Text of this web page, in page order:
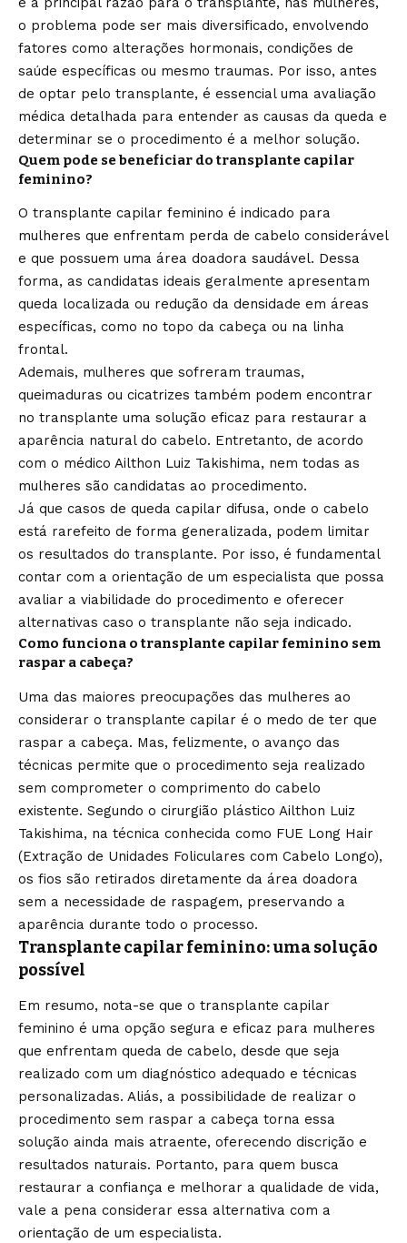
o problema pode ser mais diversificado, envolvendo
fatores como alterações hormonais, condições de
saúde específicas ou mesmo traumas. Por isso, antes
de optar pelo transplante, é essencial uma avaliação
médica detalhada para entender as causas da queda e
determinar se o procedimento é a melhor solução.
Quem pode se beneficiar do transplante capilar
feminino?
O transplante capilar feminino é indicado para
mulheres que enfrentam perda de cabelo considerável
e que possuem uma área doadora saudável. Dessa
forma, as candidatas ideais geralmente apresentam
queda localizada ou redução da densidade em áreas
específicas, como no topo da cabeça ou na linha
frontal.
Ademais, mulheres que sofreram traumas,
queimaduras ou cicatrizes também podem encontrar
no transplante uma solução eficaz para restaurar a
aparência natural do cabelo. Entretanto, de acordo
com o médico Ailthon Luiz Takishima, nem todas as
mulheres são candidatas ao procedimento.
Já que casos de queda capilar difusa, onde o cabelo
está rarefeito de forma generalizada, podem limitar
os resultados do transplante. Por isso, é fundamental
contar com a orientação de um especialista que possa
avaliar a viabilidade do procedimento e oferecer
alternativas caso o transplante não seja indicado.
Como funciona o transplante capilar feminino sem
raspar a cabeça?
Uma das maiores preocupações das mulheres ao
considerar o transplante capilar é o medo de ter que
raspar a cabeça. Mas, felizmente, o avanço das
técnicas permite que o procedimento seja realizado
sem comprometer o comprimento do cabelo
existente. Segundo o cirurgião plástico Ailthon Luiz
Takishima, na técnica conhecida como FUE Long Hair
(Extração de Unidades Foliculares com Cabelo Longo),
os fios são retirados diretamente da área doadora
sem a necessidade de raspagem, preservando a
aparência durante todo o processo.
Transplante capilar feminino: uma solução
possível
Em resumo, nota-se que o transplante capilar
feminino é uma opção segura e eficaz para mulheres
que enfrentam queda de cabelo, desde que seja
realizado com um diagnóstico adequado e técnicas
personalizadas. Aliás, a possibilidade de realizar o
procedimento sem raspar a cabeça torna essa
solução ainda mais atraente, oferecendo discrição e
resultados naturais. Portanto, para quem busca
restaurar a confiança e melhorar a qualidade de vida,
vale a pena considerar essa alternativa com a
orientação de um especialista.